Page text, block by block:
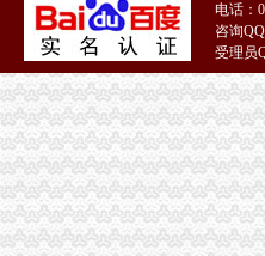
中国东盟自贸区全面推进能否成亚洲
上海海关为中国国家会展中心展“量
乌鲁木齐多式联运海关监管中心揭
吕滨在广州海关调研（图）|广州|海
第十期海关财务科长培训班举行-天
中国自贸区个海关知识产权保护中
财富中心海关
境外参与者期货账户资金“专款专用
上海海关8措施支持科创中心建设概
第十期海关财务科长培训班举行-天
电话：
咨询
受理员
51La